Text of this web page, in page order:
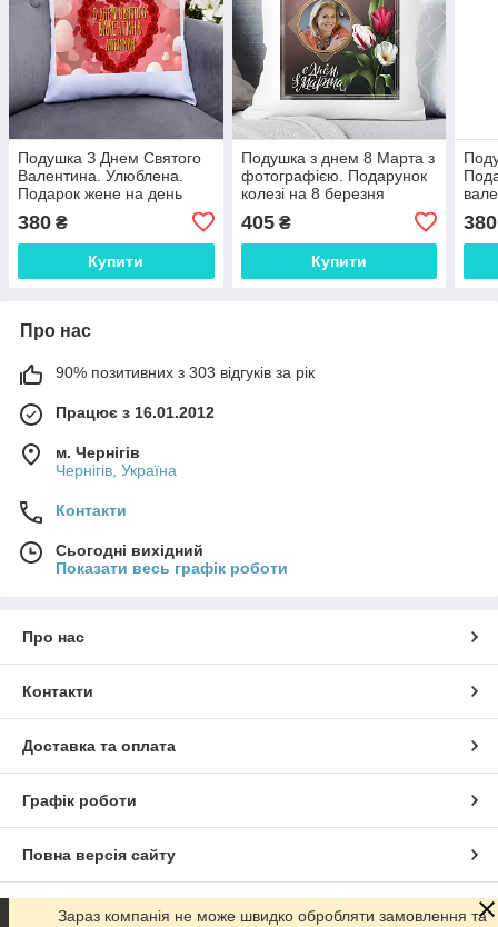
Подушка З Днем Святого
Валентина. Улюблена.
Подарок жене на день
380 ₴
Купити
Подушка з днем 8 Марта з
фотографією. Подарунок
колезі на 8 березня
405₴
Купити
380
Про нас
90% позитивних з 303 відгуків за рік
Працює з 16.01.2012
м. Чернігів
Чернігів, Україна
Контакти
Сьогодні вихідний
Показати весь графік роботи
Про нас
Контакти
Доставка та оплата
Графік роботи
Повна версія сайту
Сайт створено на маркетплейсі Prom.ua
Зараз компанія не може швидко обробляти замовлення та